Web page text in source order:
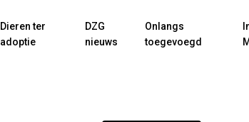
Dieren ter
adoptie
DZG
nieuws
Onlangs
toegevoegd